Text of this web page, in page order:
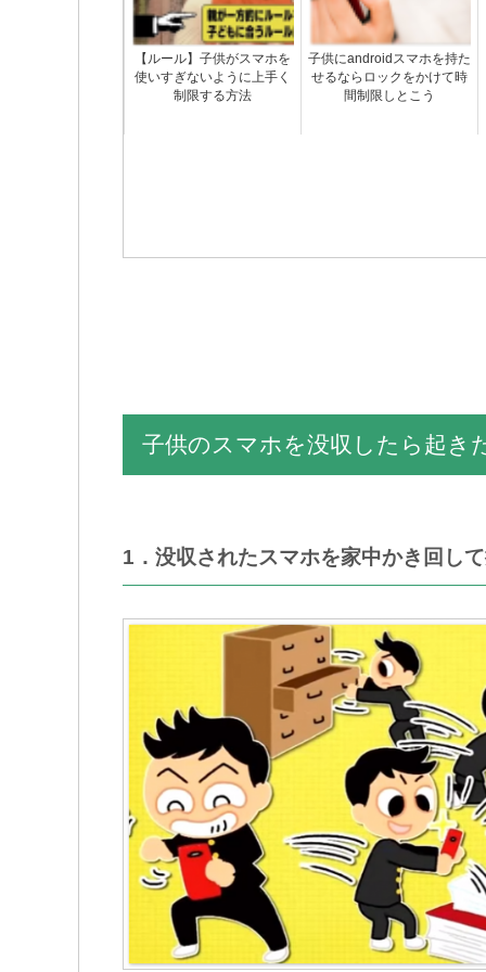
【ルール】子供がスマホを
使いすぎないように上手く
制限する方法
子供にandroidスマホを持た
せるならロックをかけて時
間制限しとこう
子供のスマホを没収したら起き
1．没収されたスマホを家中かき回し